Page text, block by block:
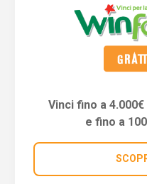
Vinci fino a
e fino a